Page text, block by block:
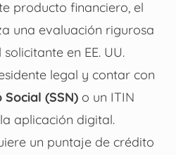
producto financiero, el
una evaluación rigurosa
en EE. UU.
legal y contar con
(SSN)o un ITIN
aplicación digital.
un puntaje de crédito